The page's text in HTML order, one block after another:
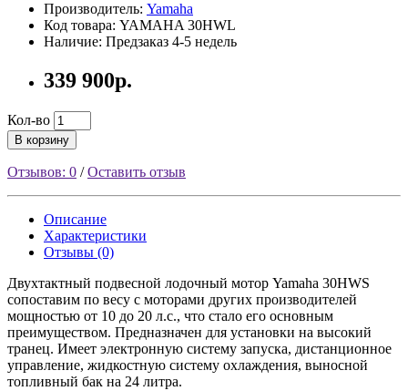
Производитель: Yamaha
Код товара: YAMAHA 30HWL
Наличие: Предзаказ 4-5 недель
339 900р.
Кол-во
В корзину
Отзывов: 0 /Оставить отзыв
Описание
Характеристики
Отзывы (0)
Двухтактный подвесной лодочный мотор Yamaha 30HWS
сопоставим по весу с моторами других производителей
мощностью от 10 до 20 л.с., что стало его основным
преимуществом. Предназначен для установки на высокий
транец. Имеет электронную систему запуска, дистанционное
управление, жидкостную систему охлаждения, выносной
топливный бак на 24 литра.